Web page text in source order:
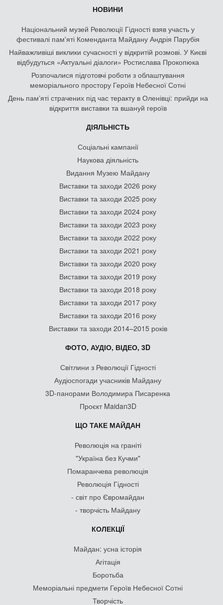
НОВИНИ
Національний музей Революції Гідності взяв участь у
фестивалі пам'яті Коменданта Майдану Андрія Парубія
Найважливіші виклики сучасності у відкритій розмові. У Києві
відбудуться «Актуальні діалоги» Ростислава Прокопюка
Розпочалися підготовчі роботи з облаштування
меморіального простору Героїв Небесної Сотні
День памʼяті страчених під час теракту в Оленівці: прийди на
відкриття виставки та вшануй героїв
ДІЯЛЬНІСТЬ
Соціальні кампанії
Наукова діяльність
Видання Музею Майдану
Виставки та заходи 2026 року
Виставки та заходи 2025 року
Виставки та заходи 2024 року
Виставки та заходи 2023 року
Виставки та заходи 2022 року
Виставки та заходи 2021 року
Виставки та заходи 2020 року
Виставки та заходи 2019 року
Виставки та заходи 2018 року
Виставки та заходи 2017 року
Виставки та заходи 2016 року
Виставки та заходи 2014–2015 років
ФОТО, АУДІО, ВІДЕО, 3D
Світлини з Революції Гідності
Аудіоспогади учасників Майдану
3D-панорами Володимира Писаренка
Проєкт Maidan3D
ЩО ТАКЕ МАЙДАН
Революція на граніті
"Україна без Кучми"
Помаранчева революція
Революція Гідності
- світ про Євромайдан
- творчість Майдану
КОЛЕКЦІЇ
Майдан: усна історія
Агітація
Боротьба
Меморіальні предмети Героїв Небесної Сотні
Творчість